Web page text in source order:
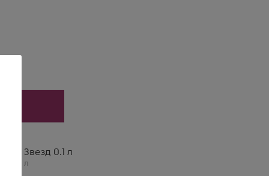
5 Звезд 0.1 л
0,1 л